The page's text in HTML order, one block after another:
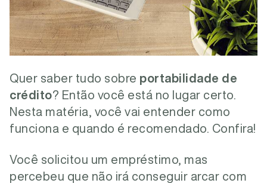
Quer saber tudo sobre portabilidade de
crédito? Então você está no lugar certo.
Nesta matéria, você vai entender como
funciona e quando é recomendado. Confira!
Você solicitou um empréstimo, mas
percebeu que não irá conseguir arcar com